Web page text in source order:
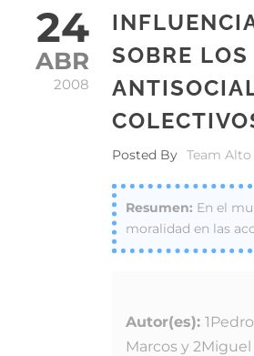
24
ABR
2008
SOBRE
Posted By Team
En el
moralidad en las
Autor(es):
Marcos y